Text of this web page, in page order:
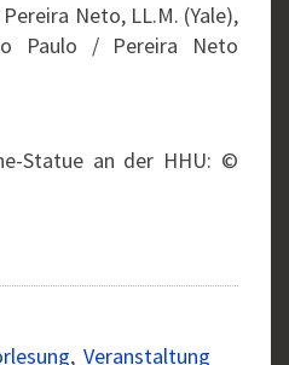
Neto, LL.M. (Yale),
Paulo / Pereira Neto
Statue an der HHU: ©
, Veranstaltung